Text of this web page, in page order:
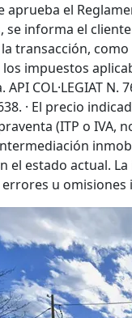
aprueba el
se informa el
transacción,
impuestos
COL·LEGIAT
· El precio
(ITP o IVA,
el estado actual.
u omisiones